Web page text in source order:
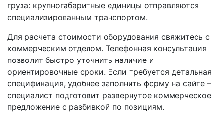
груза: крупногабаритные единицы отправляются
специализированным транспортом.
Для расчета стоимости оборудования свяжитесь с
коммерческим отделом. Телефонная консультация
позволит быстро уточнить наличие и
ориентировочные сроки. Если требуется детальная
спецификация, удобнее заполнить форму на сайте –
специалист подготовит развернутое коммерческое
предложение с разбивкой по позициям.